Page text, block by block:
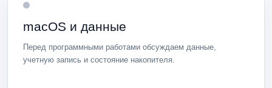
macOS и данные
Перед программными работами обсуждаем данные,
учетную запись и состояние накопителя.